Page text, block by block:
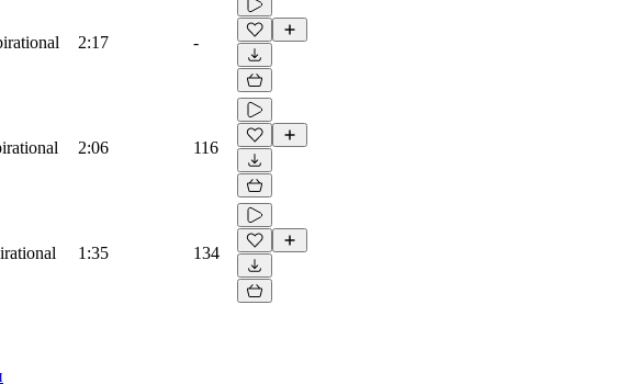
2:17 -
2:06 116
1:35 134